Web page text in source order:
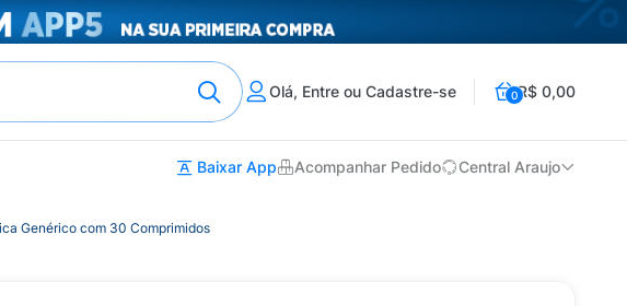
Olá, Entre ou Cadastre-se 0R$ 0,00
Baixar App Acompanhar Pedido Central Araujo
Genérico com 30 Comprimidos